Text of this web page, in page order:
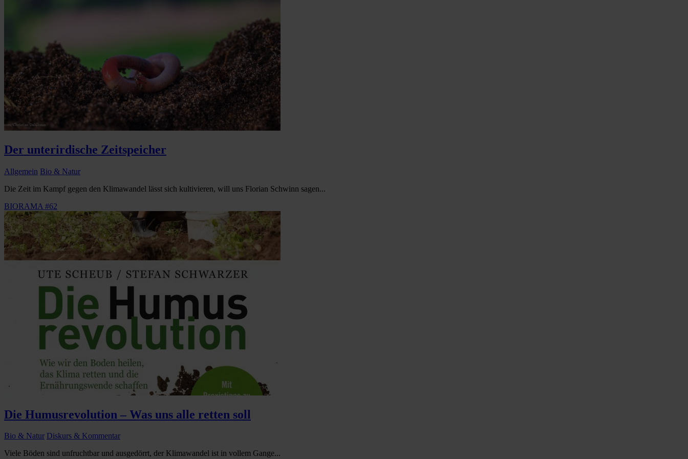
Der unterirdische Zeitspeicher
Allgemein Bio & Natur
Die Zeit im Kampf gegen den Klimawandel lässt sich kultivieren, will uns Florian Schwinn sagen...
BIORAMA #62
Die Humusrevolution – Was uns alle retten soll
Bio & Natur Diskurs & Kommentar
Viele Böden sind unfruchtbar und ausgedörrt, der Klimawandel ist in vollem Gange...